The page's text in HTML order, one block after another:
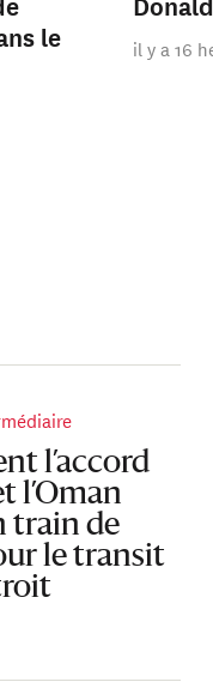
le
il y a 16
l’accord
l’Oman
train de
le transit